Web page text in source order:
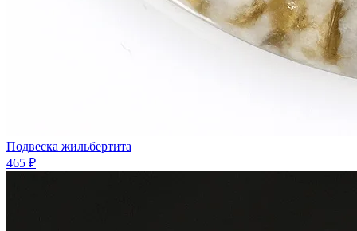
Подвеска жильбертита
465 ₽